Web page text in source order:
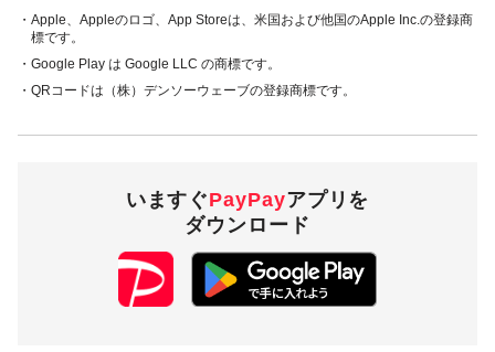
・Apple、Appleのロゴ、App Storeは、米国および他国のApple Inc.の登録商
標です。
・Google Play は Google LLC の商標です。
・QRコードは（株）デンソーウェーブの登録商標です。
いますぐPayPayアプリを
ダウンロード